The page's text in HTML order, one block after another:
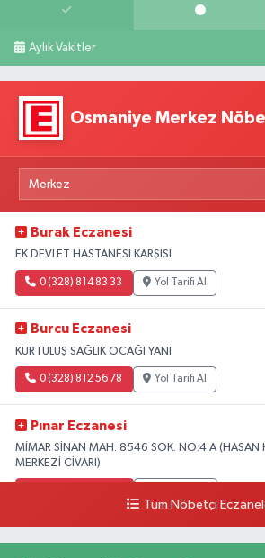
Aylık Vakitler
Osmaniye Merkez
Burak Eczanesi
EK DEVLET HASTANESİ KARŞISI
0 (328) 814 83 33 Yol Tarifi Al
Burcu Eczanesi
KURTULUŞ SAĞLIK OCAĞI YANI
0 (328) 812 56 78 Yol Tarifi Al
Pınar Eczanesi
MİMAR SİNAN MAH. 8546 SOK. NO:4 A (HASAN
MERKEZİ CİVARI)
Tüm Nöbetçi